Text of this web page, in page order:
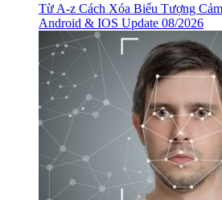
Từ A-z Cách Xóa Biểu Tượng
Android & IOS Update 08/2026